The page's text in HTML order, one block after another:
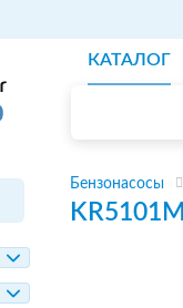
КАТАЛОГ
Бензонасосы
KR5101M